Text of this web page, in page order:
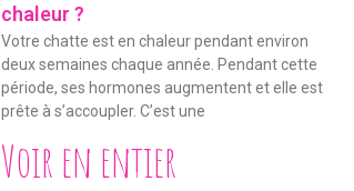
chaleur ?
Votre chatte est en chaleur pendant environ
deux semaines chaque année. Pendant cette
période, ses hormones augmentent et elle est
prête à s’accoupler. C’est une
Voir en entier